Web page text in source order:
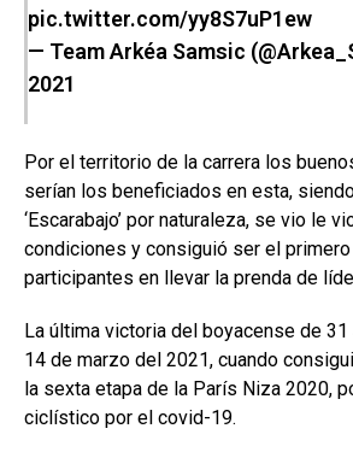
pic.twitter.com/yy8S7uP1ew
— Team Arkéa Samsic
2021
Por el territorio de la carrera los
serían los beneficiados en esta,
‘Escarabajo’ por naturaleza, se vio le
condiciones y consiguió ser el
participantes en llevar la prenda de
La última victoria del boyacense de
14 de marzo del 2021, cuando
la sexta etapa de la París Niza 2020,
ciclístico por el covid-19.